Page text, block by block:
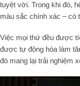
tuyệt vời. Trong khi đó,
màu sắc chính xác – có
Việc mọi thứ đều được
được tự động hóa làm
đó mang lại trải nghiệm